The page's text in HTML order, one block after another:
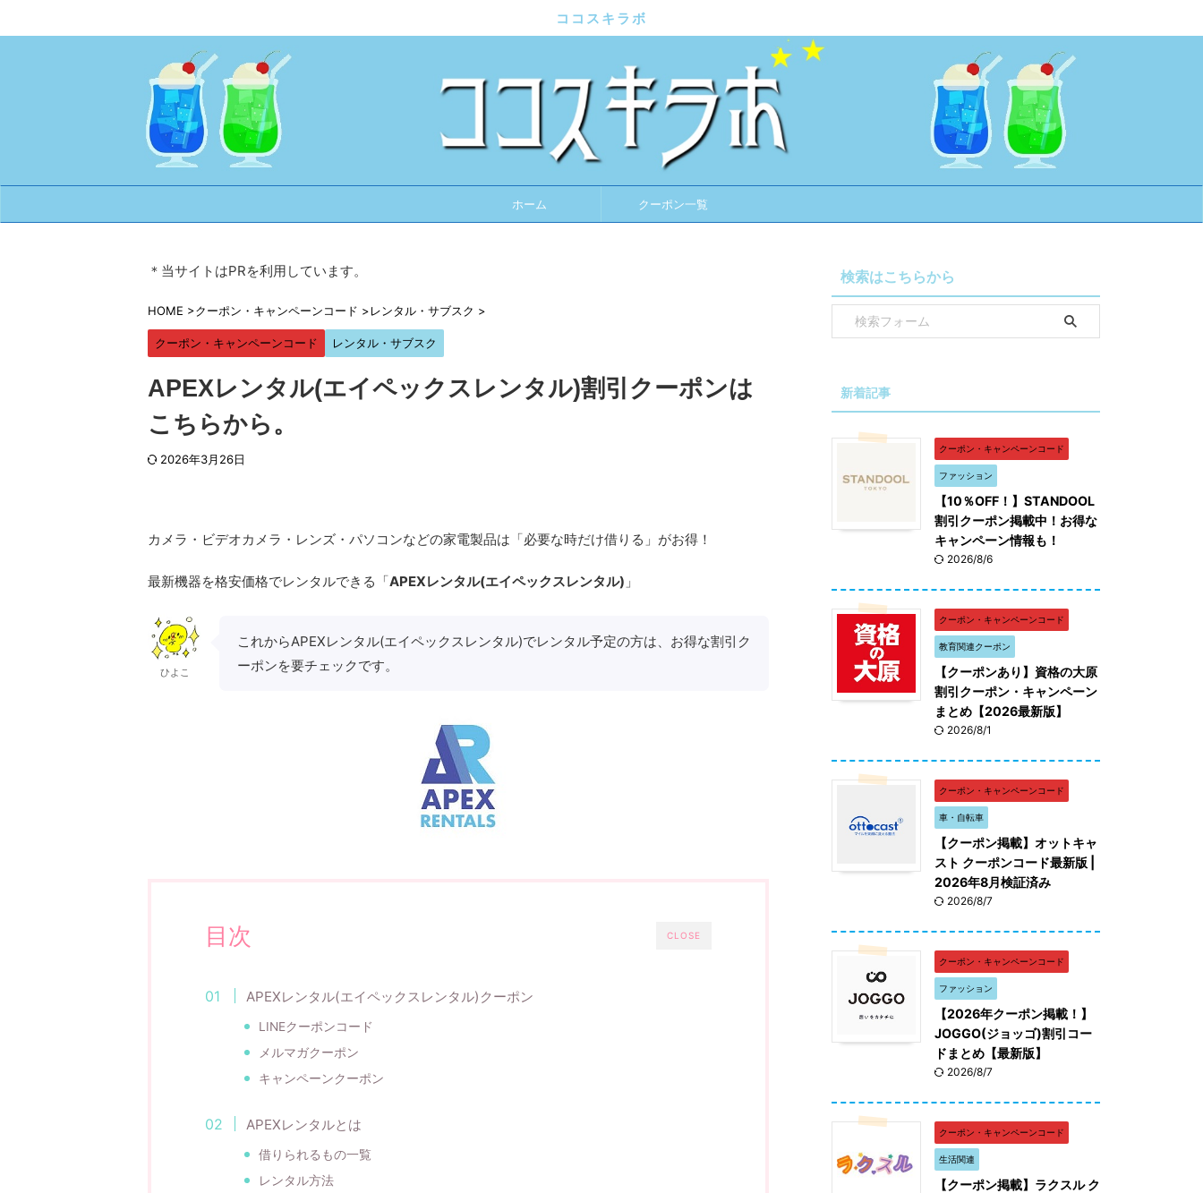
ココスキラボ
ホーム クーポン一覧
＊当サイトはPRを利用しています。
HOME >クーポン・キャンペーンコード >レンタル・サブスク >
クーポン・キャンペーンコード レンタル・サブスク
APEXレンタル(エイペックスレンタル)割引クーポンは
こちらから。
2026年3月26日
カメラ・ビデオカメラ・レンズ・パソコンなどの家電製品は「必要な時だけ借りる」がお得！
最新機器を格安価格でレンタルできる「APEXレンタル(エイペックスレンタル) 」
ひよこ
これからAPEXレンタル(エイペックスレンタル)でレンタル予定の方は、お得な割引ク
ーポンを要チェックです。
CLOSE
目次
APEXレンタル(エイペックスレンタル)クーポン
LINEクーポンコード
メルマガクーポン
キャンペーンクーポン
APEXレンタルとは
借りられるもの一覧
レンタル方法
検索はこちらから
新着記事
クーポン・キャンペーンコード
ファッション
【10％OFF！】STANDOOL
割引クーポン掲載中！お得な
キャンペーン情報も！
2026/8/6
クーポン・キャンペーンコード
教育関連クーポン
【クーポンあり】資格の大原
割引クーポン・キャンペーン
まとめ【2026最新版】
2026/8/1
クーポン・キャンペーンコード
車・自転車
【クーポン掲載】オットキャ
スト クーポンコード最新版 |
2026年8月検証済み
2026/8/7
クーポン・キャンペーンコード
ファッション
【2026年クーポン掲載！】
JOGGO(ジョッゴ)割引コー
ドまとめ【最新版】
2026/8/7
クーポン・キャンペーンコード
生活関連
【クーポン掲載】ラクスル ク